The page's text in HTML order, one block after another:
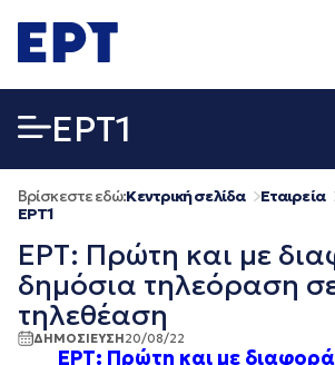
σε
περιεχόμενο
EΡΤ1
Βρίσκεστε εδώ:Κεντρική σελίδα Εταιρεία
EΡΤ1
ΕΡΤ: Πρώτη και με
δημόσια τηλεόραση
τηλεθέαση
ΔΗΜΟΣΙΕΥΣΗ20/08/22
ΕΡΤ: Πρώτη και με